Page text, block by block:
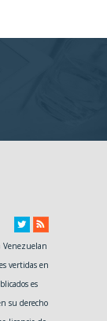
Venezuelan
vertidas en
es
su derecho